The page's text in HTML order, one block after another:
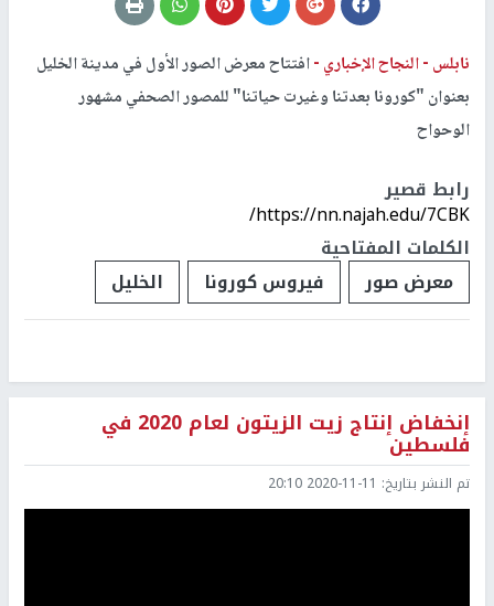
نابلس -النجاح الإخباري -افتتاح معرض الصور الأول في مدينة الخليل
بعنوان "كورونا بعدتنا وغيرت حياتنا" للمصور الصحفي مشهور
الوحواح
رابط قصير
https://nn.najah.edu/7CBK/
الكلمات المفتاحية
معرض صور
فيروس كورونا الخليل
إنخفاض إنتاج زيت الزيتون لعام 2020 في
فلسطين
تم النشر بتاريخ: 2020-11-11 20:10